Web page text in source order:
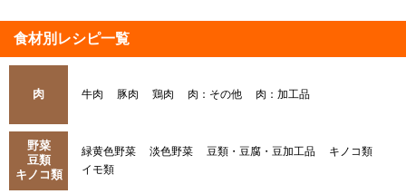
食材別レシピ一覧
肉 牛肉 豚肉 鶏肉 肉：その他 肉：加工品
野菜
豆類
キノコ類
緑黄色野菜 淡色野菜 豆類・豆腐・豆加工品
キノコ類
イモ類